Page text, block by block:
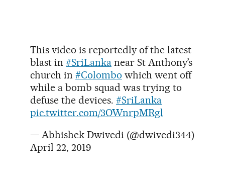
This video is reportedly of the latest
blast in #SriLanka near St Anthony’s
church in #Colombo which went off
while a bomb squad was trying to
defuse the devices. #SriLanka
pic.twitter.com/3OWnrpMRgl
— Abhishek Dwivedi (@dwivedi344)
April 22, 2019